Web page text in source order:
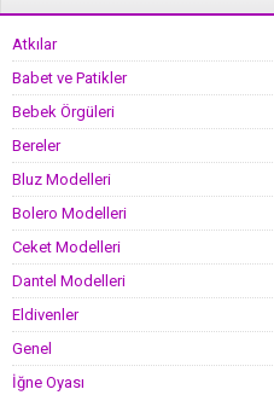
Atkılar
Babet ve Patikler
Bebek Örgüleri
Bereler
Bluz Modelleri
Bolero Modelleri
Ceket Modelleri
Dantel Modelleri
Eldivenler
Genel
İğne Oyası